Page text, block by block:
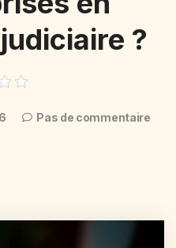
?
Pas de commentaire